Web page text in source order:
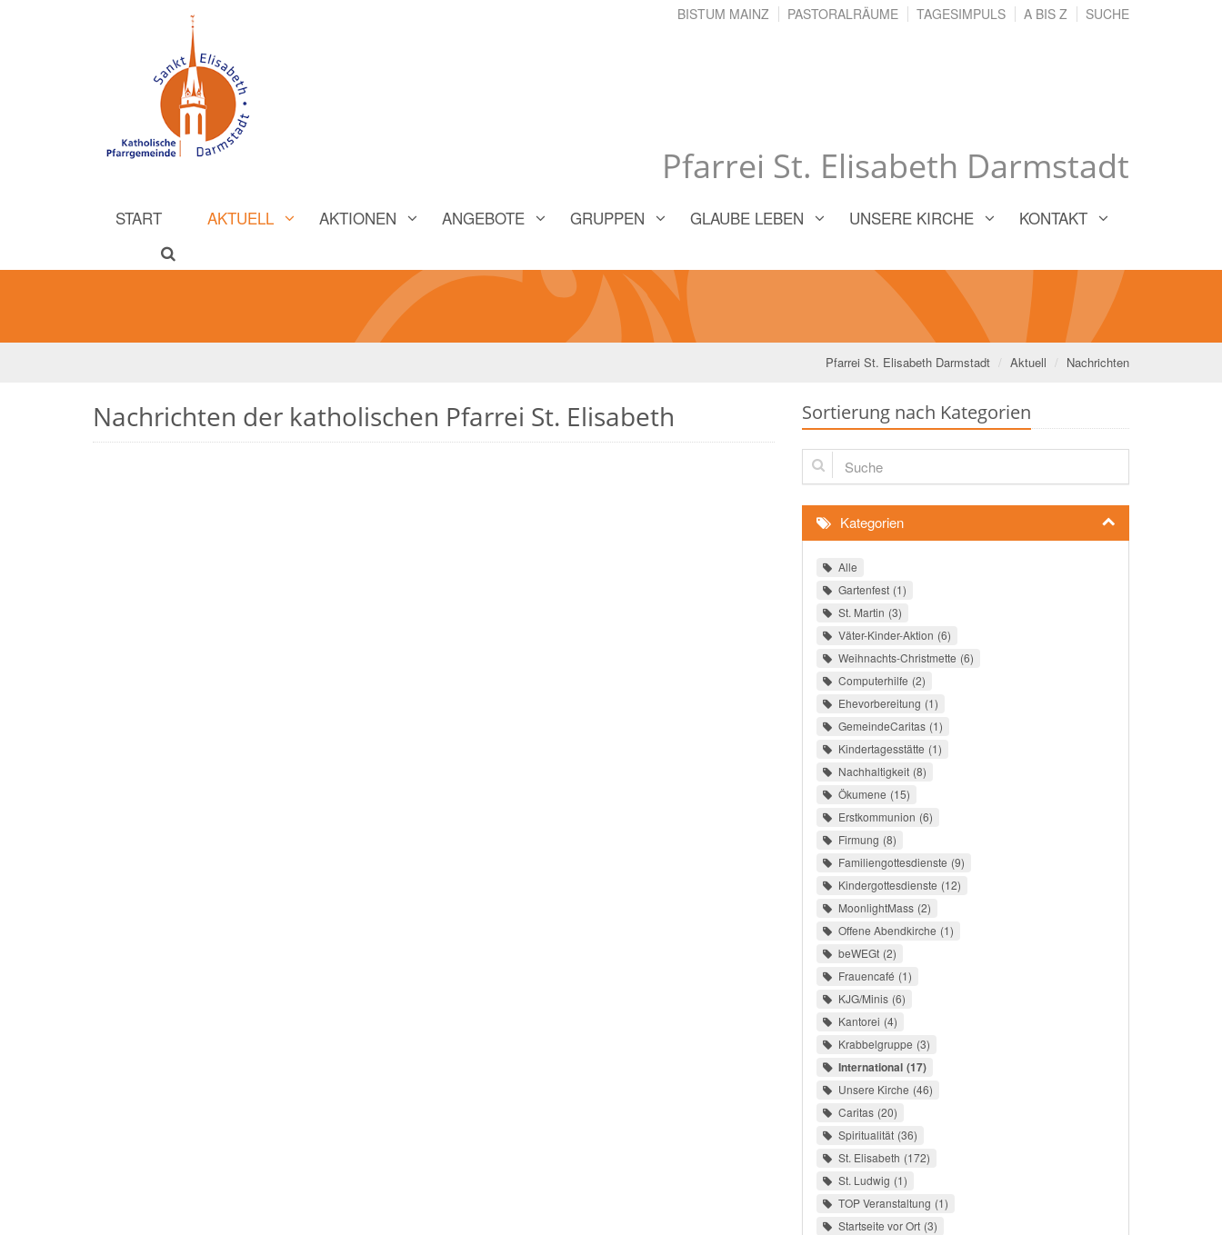
Pfarrei St. Elisabeth Darmstadt
BISTUM MAINZ PASTORALRÄUME TAGESIMPULS A BIS Z SUCHE
START AKTUELL AKTIONEN ANGEBOTE GRUPPEN GLAUBE LEBEN UNSERE KIRCHE KONTAKT
Pfarrei St. Elisabeth Darmstadt Aktuell Nachrichten
Nachrichten der katholischen Pfarrei St. Elisabeth Sortierung nach Kategorien
Suche
Kategorien
Alle
Gartenfest 1
St. Martin 3
Väter-Kinder-Aktion 6
Weihnachts-Christmette 6
Computerhilfe 2
Ehevorbereitung 1
GemeindeCaritas 1
Kindertagesstätte 1
Nachhaltigkeit 8
Ökumene 15
Erstkommunion 6
Firmung 8
Familiengottesdienste 9
Kindergottesdienste 12
MoonlightMass 2
Offene Abendkirche 1
beWEGt 2
Frauencafé 1
KJG/Minis 6
Kantorei 4
Krabbelgruppe 3
International 17
Unsere Kirche 46
Caritas 20
Spiritualität 36
St. Elisabeth 172
St. Ludwig 1
TOP Veranstaltung 1
Startseite vor Ort 3